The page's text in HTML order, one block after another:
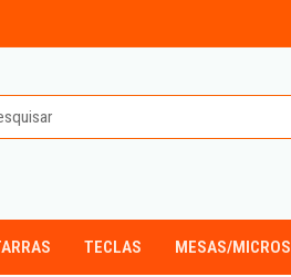
TECLAS MESAS/MICROS